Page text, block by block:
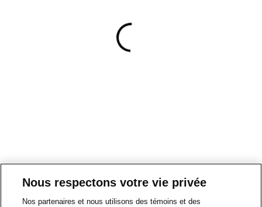
Nous respectons votre vie privée
Nos partenaires et nous utilisons des témoins et des